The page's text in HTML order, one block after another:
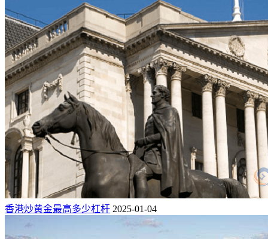
香港炒黄金最高多少杠杆 2025-01-04